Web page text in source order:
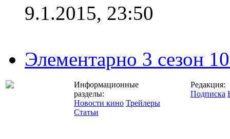
9.1.2015, 23:50
Элементарно 3 сезон
Информационные
разделы:
Новости кино Трейлеры
Статьи
Редакция:
Подписка